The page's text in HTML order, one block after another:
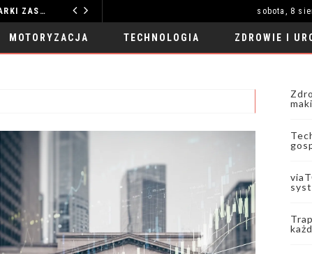
TECHNOLOGIE WODNE: PRZYSZŁOŚĆ GOSPODARKI ZASOBAMI sobota, 8
MOTORYZACJA TECHNOLOGIA ZDROWIE I